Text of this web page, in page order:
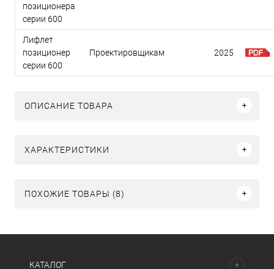
позиционера
серии 600
Лифлет
позиционер
серии 600
Проектировщикам 2025
ОПИСАНИЕ ТОВАРА
ХАРАКТЕРИСТИКИ
ПОХОЖИЕ ТОВАРЫ (8)
КАТАЛОГ